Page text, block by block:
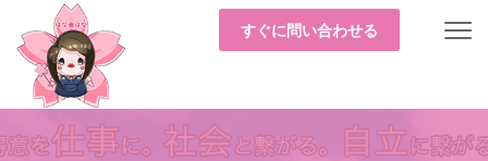
すぐに問い合わせる